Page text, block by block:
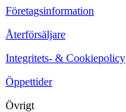
Företagsinformation
Återförsäljare
Integritets- & Cookiepolicy
Öppettider
Övrigt